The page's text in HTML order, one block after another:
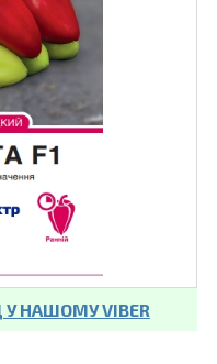
НАШОМУ VIBER